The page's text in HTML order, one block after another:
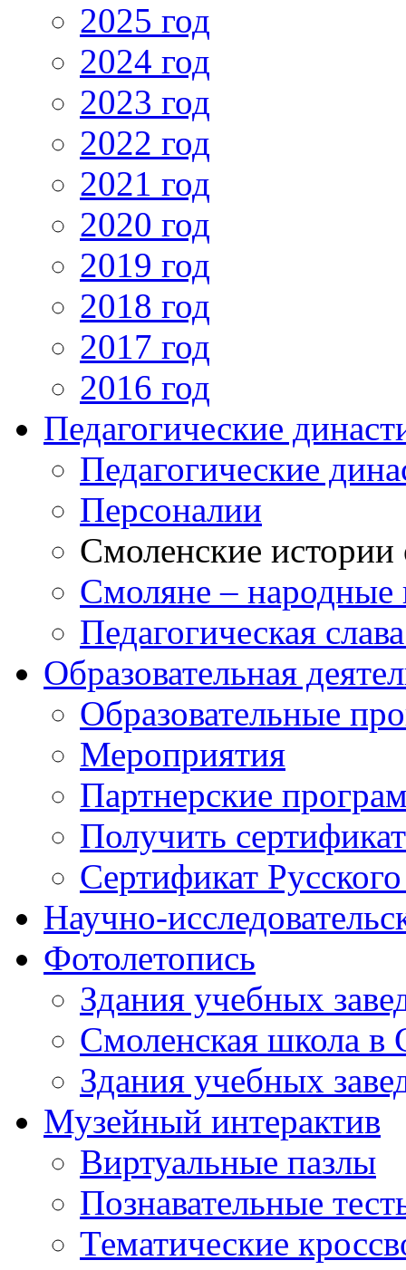
2025 год
2024 год
2023 год
2022 год
2021 год
2020 год
2019 год
2018 год
2017 год
2016 год
Педагогические
Педагогические
Персоналии
Смоленские
Смоляне – народные
Педагогическая
Образовательная
Образовательные
Мероприятия
Партнерские
Получить сертификат
Сертификат
Научно-
Фотолетопись
Здания учебных
Смоленская школа в
Здания учебных
Музейный интерактив
Виртуальные пазлы
Познавательные
Тематические